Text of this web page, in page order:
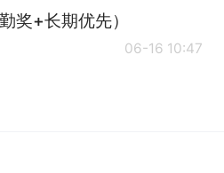
奖+长期优先）
06-16 10:47